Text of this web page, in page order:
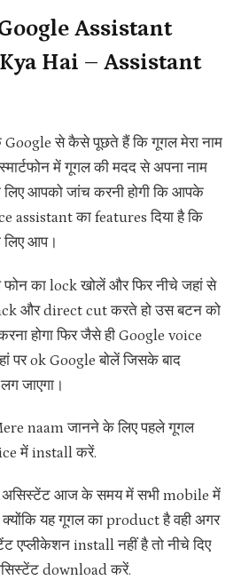
Google Assistant
Hai – Assistant
Google से कैसे पूछते हैं कि गूगल मेरा नाम
में गूगल की मदद से अपना नाम
लिए आपको जांच करनी होगी कि आपके
assistant का features दिया है कि
लिए आप।
का lock खोलें और फिर नीचे जहां से
और direct cut करते हो उस बटन को
होगा फिर जैसे ही Google voice
पर ok Google बोलें जिसके बाद
जाएगा।
naam जानने के लिए पहले गूगल
में install करें.
असिस्टेंट आज के समय में सभी mobile में
क्योंकि यह गूगल का product है वही अगर
एप्लीकेशन install नहीं है तो नीचे दिए
download करें.